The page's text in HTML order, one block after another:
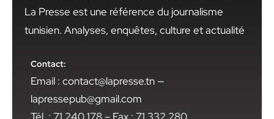
La Presse est une référence du journalisme
tunisien. Analyses, enquêtes, culture et actualité
Contact:
Email : contact@lapresse.tn —
lapressepub@gmail.com